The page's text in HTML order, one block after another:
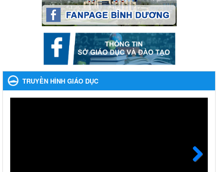
Ngày ban hành: 22/11/2023
Nhắc nhỡ thực hiện thanh toán không dùng tiền mặt các
khoản thu trong nhà trường năm học 2023-2024 và các năm
Nhắc nhỡ thực hiện thanh toán không dùng tiền mặt các khoản
thu trong nhà trường năm học 2023-2024 và các năm tiếp theo
Ngày ban hành: 27/09/2023
bổng, hỗ trợ của Chương trình "Tiếp sức đến trường" năm
TRUYỀN HÌNH GIÁO DỤC